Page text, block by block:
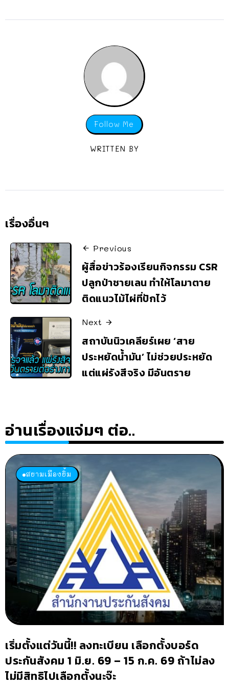
Follow Me
WRITTEN BY
เรื่องอื่นๆ
Previous
ผู้สื่อข่าวร้องเรียนกิจกรรม CSR
ปลูกป่าชายเลน ทำให้โลมาตาย
ติดแนวไม้ไผ่ที่ปักไว้
Next
สถาบันนิวเคลียร์เผย ‘สาย
ประหยัดน้ำมัน’ ไม่ช่วยประหยัด
แต่แผ่รังสีจริง มีอันตราย
อ่านเรื่องแจ่มๆ ต่อ..
สยามเมืองยิ้ม
เริ่มตั้งแต่วันนี้!! ลงทะเบียน เลือกตั้งบอร์ด
ประกันสังคม 1 มิ.ย. 69 – 15 ก.ค. 69 ถ้าไม่ลง
ไม่มีสิทธิไปเลือกตั้งนะจ๊ะ